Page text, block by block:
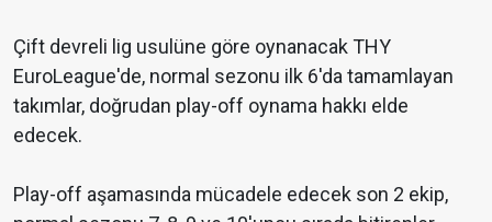
Çift devreli lig usulüne göre oynanacak THY
EuroLeague'de, normal sezonu ilk 6'da tamamlayan
takımlar, doğrudan play-off oynama hakkı elde
edecek.
Play-off aşamasında mücadele edecek son 2 ekip,